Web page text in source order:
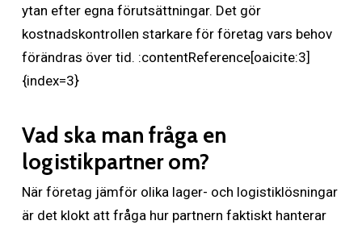
ytan efter egna förutsättningar. Det gör
kostnadskontrollen starkare för företag vars behov
förändras över tid. :contentReference[oaicite:3]
{index=3}
Vad ska man fråga en
logistikpartner om?
När företag jämför olika lager- och logistiklösningar
är det klokt att fråga hur partnern faktiskt hanterar